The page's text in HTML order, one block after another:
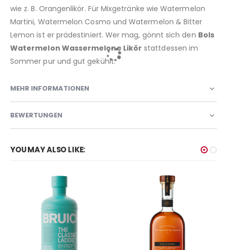
wie z. B. Orangenlikör. Für Mixgetränke wie Watermelon
Martini, Watermelon Cosmo und Watermelon & Bitter
Lemon ist er prädestiniert. Wer mag, gönnt sich den Bols
Watermelon Wassermelone Likör stattdessen im
Sommer pur und gut gekühlt.
MEHR INFORMATIONEN
BEWERTUNGEN
YOU MAY ALSO LIKE: